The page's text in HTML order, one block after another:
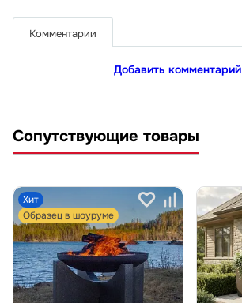
Комментарии
Добавить комментарий
Сопутствующие товары
Хит
Образец в шоуруме